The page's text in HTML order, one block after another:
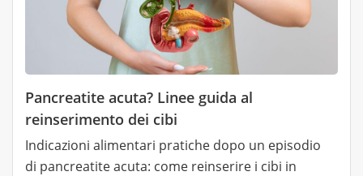
Pancreatite acuta? Linee guida al
reinserimento dei cibi
Indicazioni alimentari pratiche dopo un episodio
di pancreatite acuta: come reinserire i cibi in